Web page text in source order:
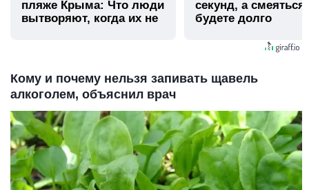
пляже Крыма: Что люди
вытворяют, когда их не
секунд, а
будете долго
Кому и почему нельзя запивать щавель
алкоголем, объяснил врач